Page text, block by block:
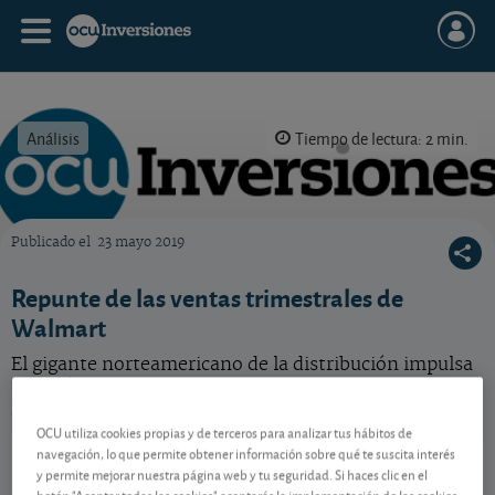
Análisis Tiempo de lectura: 2 min.
Publicado el 23 mayo 2019
Repunte de las ventas trimestrales de
Walmart
El gigante norteamericano de la distribución impulsa
Walmart
US9311421039
111,38 USD
OCU utiliza cookies propias y de terceros para analizar tus hábitos de
navegación, lo que permite obtener información sobre qué te suscita interés
y permite mejorar nuestra página web y tu seguridad. Si haces clic en el